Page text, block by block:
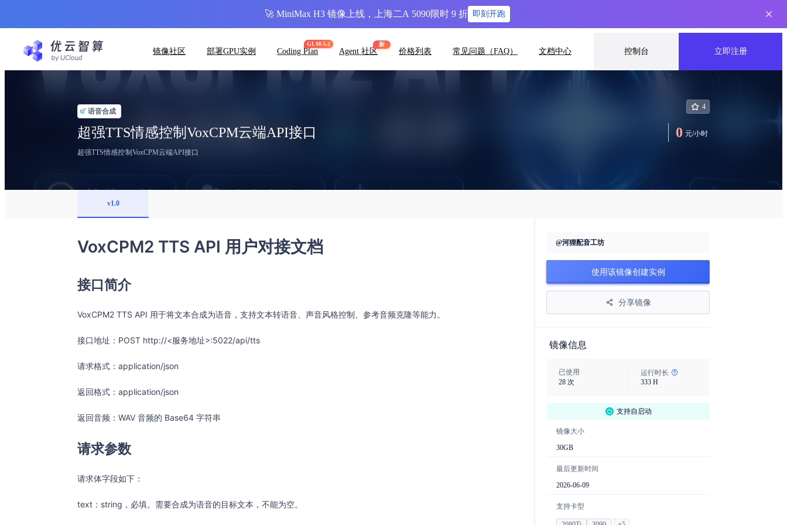
镜像社区 部署GPU实例
GLM-5.2
Coding Plan
新
Agent 社区 价格列表 常见问题（FAQ） 文档中心 控制台 立即注册
语音合成
超强TTS情感控制VoxCPM云端API接口
超强TTS情感控制VoxCPM云端API接口
4
0 元/小时
v1.0
VoxCPM2 TTS API 用户对接文档
接口简介
VoxCPM2 TTS API 用于将文本合成为语音，支持文本转语音、声音风格控制、参考音频克隆等能力。
接口地址：POST http://<服务地址>:5022/api/tts
请求格式：application/json
返回格式：application/json
返回音频：WAV 音频的 Base64 字符串
请求参数
请求体字段如下：
text：string，必填。需要合成为语音的目标文本，不能为空。
@河狸配音工坊
使用该镜像创建实例
分享镜像
镜像信息
已使用
28 次
运行时长
333H
支持自启动
镜像大小
30GB
最后更新时间
2026-06-09
支持卡型
🚀 MiniMax H3 镜像上线，上海二A 5090限时 9 折 即刻开跑